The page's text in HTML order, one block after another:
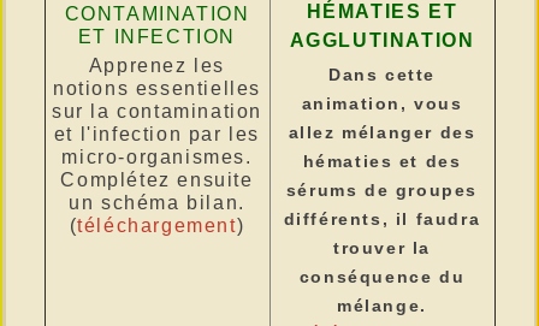
CONTAMINATION
ET INFECTION
Apprenez les
notions essentielles
sur la contamination
et l'infection par les
micro-organismes.
Complétez ensuite
un schéma bilan.
(téléchargement)
HÉMATIES ET
AGGLUTINATION
Dans cette
animation, vous
allez mélanger des
hématies et des
sérums de groupes
différents, il faudra
trouver la
conséquence du
mélange.